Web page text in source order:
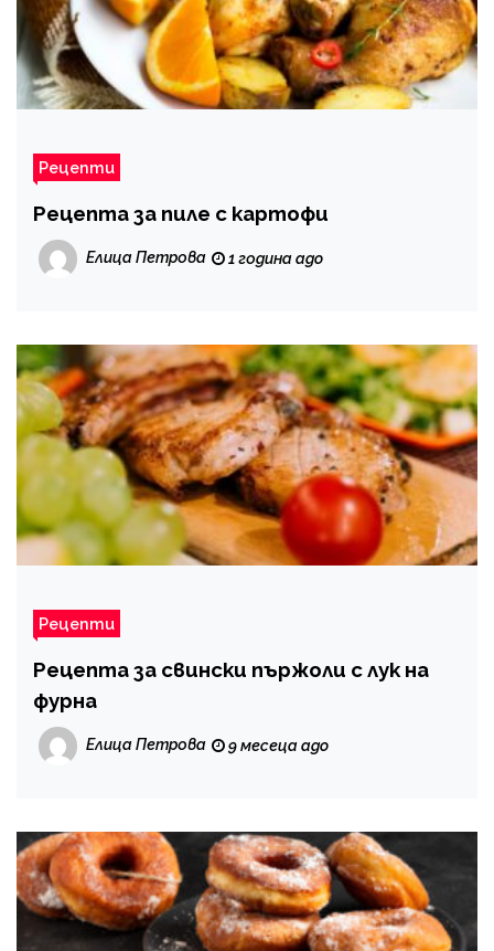
Рецепти
Рецепта за пиле с картофи
Елица Петрова 1 година ago
Рецепти
Рецепта за свински пържоли с лук на
фурна
Елица Петрова 9 месеца ago